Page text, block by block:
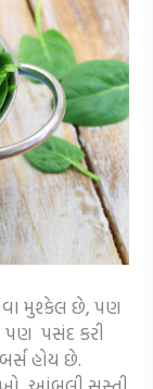
મુશ્કેલ છે, પણ
પણ પસંદ કરી
હોય છે.